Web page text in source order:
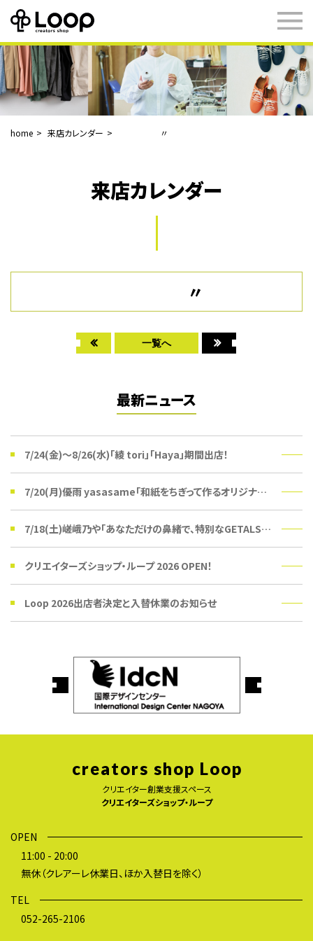
home 来店カレンダー 〃
来店カレンダー
〃
一覧へ
最新ニュース
7/24(金)〜8/26(水)「綾 tori」「Haya」期間出店！
7/20(月)優雨 yasasame「和紙をちぎって作るオリジナルうちわ」ワークショップ
7/18(土)嵯峨乃や「あなただけの鼻緒で、特別なGETALSを。」受注会
クリエイターズショップ・ループ 2026 OPEN！
Loop 2026出店者決定と入替休業のお知らせ
creators shop Loop
クリエイター創業支援スペース
クリエイターズショップ・ループ
OPEN
11:00 - 20:00
無休（クレアーレ休業日、ほか入替日を除く）
TEL
052-265-2106